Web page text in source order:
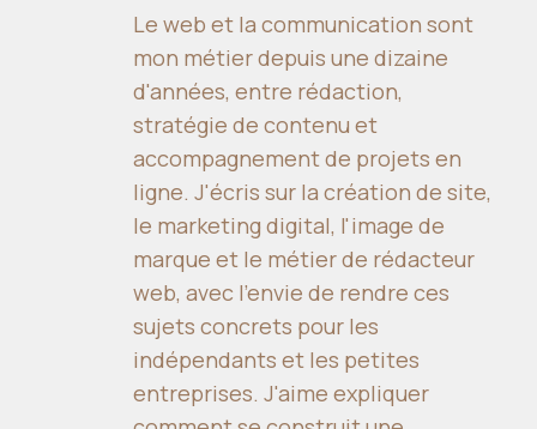
Le web et la communication sont
mon métier depuis une dizaine
d'années, entre rédaction,
stratégie de contenu et
accompagnement de projets en
ligne. J'écris sur la création de site,
le marketing digital, l'image de
marque et le métier de rédacteur
web, avec l'envie de rendre ces
sujets concrets pour les
indépendants et les petites
entreprises. J'aime expliquer